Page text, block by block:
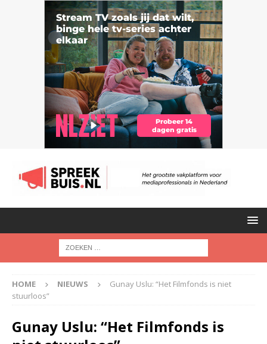
HOME NIEUWS
Gunay Uslu: “Het Filmfonds is niet
stuurloos”
Gunay Uslu: “Het Filmfonds is